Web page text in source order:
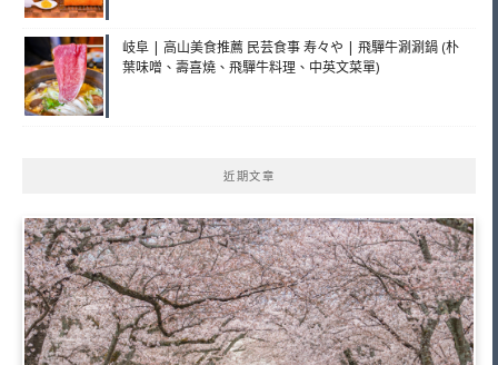
岐阜 | 高山美食推薦 民芸食事 寿々や | 飛驒牛涮涮鍋 (朴
葉味噌、壽喜燒、飛驒牛料理、中英文菜單)
近期文章